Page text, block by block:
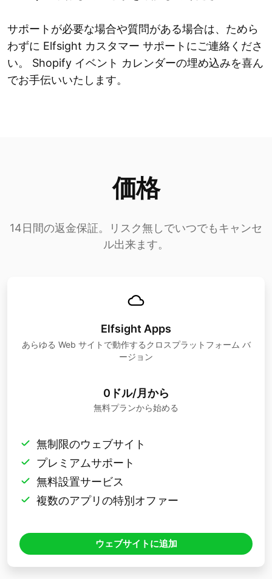
サポートが必要な場合や質問がある場合は、ためら
わずに Elfsight カスタマー サポートにご連絡くださ
い。 Shopify イベント カレンダーの埋め込みを喜ん
でお手伝いいたします。
価格
14日間の返金保証。リスク無しでいつでもキャンセ
ル出来ます。
Elfsight Apps
あらゆる Web サイトで動作するクロスプラットフォーム バ
ージョン
0ドル/月から
無料プランから始める
無制限のウェブサイト
プレミアムサポート
無料設置サービス
複数のアプリの特別オファー
ウェブサイトに追加